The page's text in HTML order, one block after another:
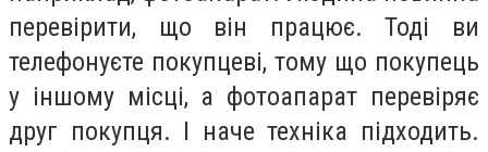
перевірити, що він працює. Тоді ви
телефонуєте покупцеві, тому що покупець
у іншому місці, а фотоапарат перевіряє
друг покупця. І наче техніка підходить.